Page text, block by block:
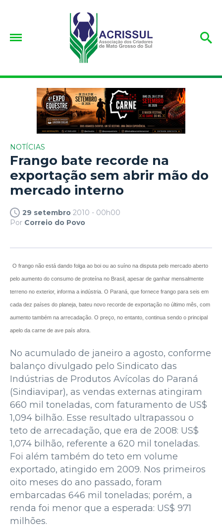
NOTÍCIAS
Frango bate recorde na
exportação sem abrir mão do
mercado interno
29 setembro 2010 - 00h00
Por Correio do Povo
O frango não está dando folga ao boi ou ao suíno na disputa pelo mercado aberto
pelo aumento do consumo de proteína no Brasil, apesar de ganhar mensalmente
terreno no exterior, informa a indústria. O Paraná, que fornece frango para seis em
cada dez países do planeja, bateu novo recorde de exportação no último mês, com
aumento também na arrecadação. O preço, no entanto, continua sendo o principal
apelo da carne de ave país afora.
No acumulado de janeiro a agosto, conforme
balanço divulgado pelo Sindicato das
Indústrias de Produtos Avícolas do Paraná
(Sindiavipar), as vendas externas atingiram
660 mil toneladas, com faturamento de US$
1,094 bilhão. Esse resultado ultrapassou o
teto de arrecadação, que era de 2008: US$
1,074 bilhão, referente a 620 mil toneladas.
Foi além também do teto em volume
exportado, atingido em 2009. Nos primeiros
oito meses do ano passado, foram
embarcadas 646 mil toneladas; porém, a
renda foi menor que a esperada: US$ 971
milhões.